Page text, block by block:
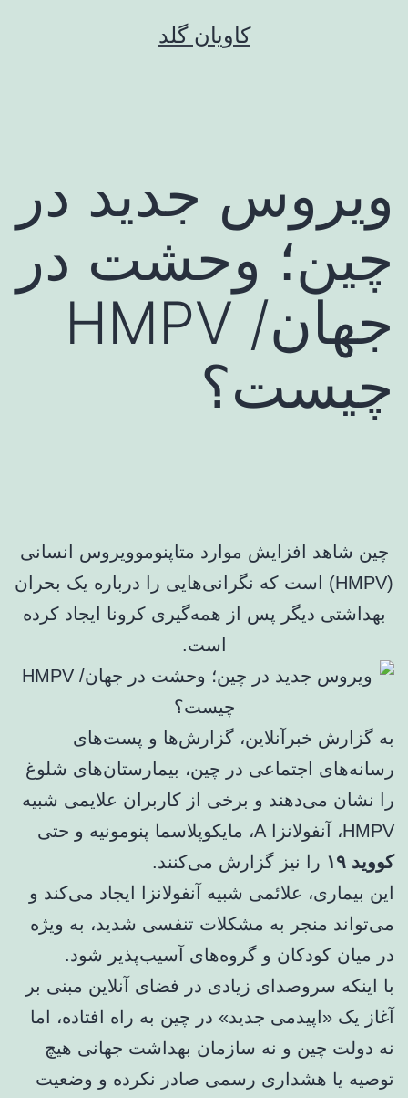
کاویان گلد
ویروس جدید در
چین؛ وحشت در
جهان/ HMPV
چیست؟
چین شاهد افزایش موارد متاپنوموویروس انسانی
(HMPV) است که نگرانی‌هایی را درباره یک بحران
بهداشتی دیگر پس از همه‌گیری کرونا ایجاد کرده
است.
به گزارش خبرآنلاین، گزارش‌ها و پست‌های
رسانه‌های اجتماعی در چین، بیمارستان‌های شلوغ
را نشان می‌دهند و برخی از کاربران علایمی شبیه
HMPV، آنفولانزا A، مایکوپلاسما پنومونیه و حتی
کووید ۱۹
را نیز گزارش می‌کنند.
این بیماری، علائمی شبیه آنفولانزا ایجاد می‌کند و
می‌تواند منجر به مشکلات تنفسی شدید، به ویژه
در میان کودکان و گروه‌های آسیب‌پذیر شود.
با اینکه سروصدای زیادی در فضای آنلاین مبنی بر
آغاز یک «اپیدمی جدید» در چین به راه افتاده، اما
نه دولت چین و نه سازمان بهداشت جهانی هیچ
توصیه یا هشداری رسمی صادر نکرده و وضعیت